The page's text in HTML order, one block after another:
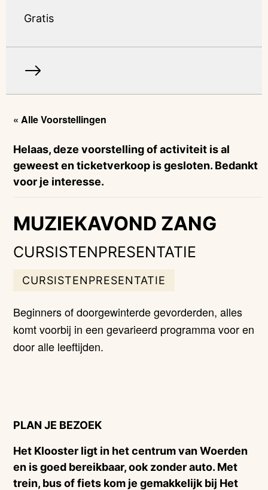
« Alle Voorstellingen
Helaas, deze voorstelling of activiteit is al
geweest en ticketverkoop is gesloten. Bedankt
voor je interesse.
MUZIEKAVOND ZANG
CURSISTENPRESENTATIE
CURSISTENPRESENTATIE
Beginners of doorgewinterde gevorderden, alles
komt voorbij in een gevarieerd programma voor en
door alle leeftijden.
PLAN JE BEZOEK
Het Klooster ligt in het centrum van Woerden
en is goed bereikbaar, ook zonder auto. Met
trein, bus of fiets kom je gemakkelijk bij Het
Gratis